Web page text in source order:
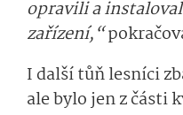
opravili a
zařízení,“
I další tůň lesníci
ale bylo jen z části